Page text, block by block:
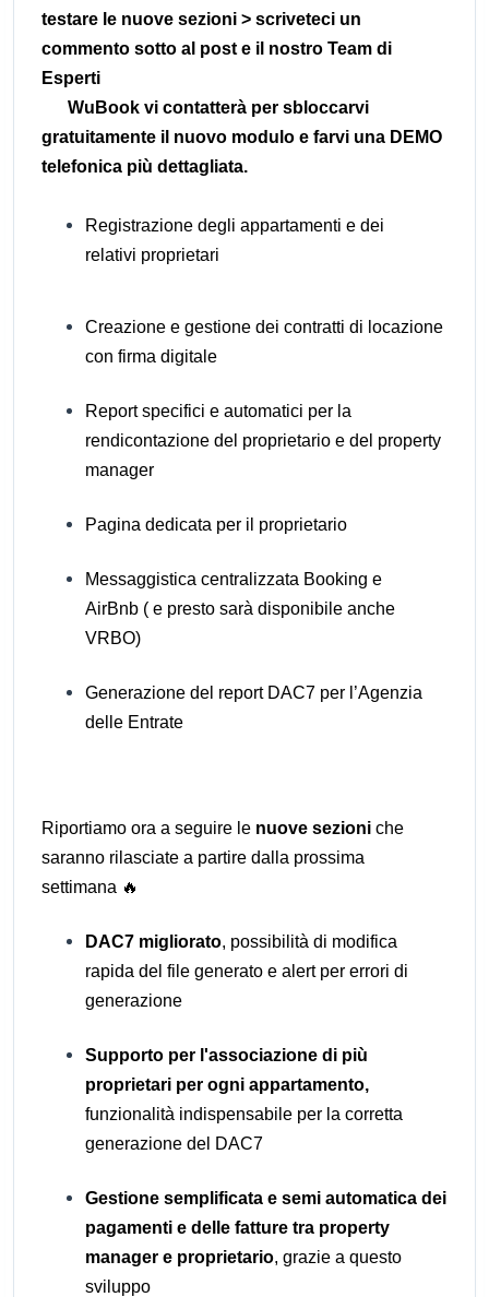
testare le nuove sezioni > scriveteci un
commento sotto al post e il nostro Team di
Esperti
WuBook vi contatterà per sbloccarvi
gratuitamente il nuovo modulo e farvi una DEMO
telefonica più dettagliata.
Registrazione degli appartamenti e dei
relativi proprietari
Creazione e gestione dei contratti di locazione
con firma digitale
Report specifici e automatici per la
rendicontazione del proprietario e del property
manager
Pagina dedicata per il proprietario
Messaggistica centralizzata Booking e
AirBnb ( e presto sarà disponibile anche
VRBO)
Generazione del report DAC7 per l’Agenzia
delle Entrate
Riportiamo ora a seguire le nuove sezioni che
saranno rilasciate a partire dalla prossima
settimana 🔥
DAC7 migliorato, possibilità di modifica
rapida del file generato e alert per errori di
generazione
Supporto per l'associazione di più
proprietari per ogni appartamento,
funzionalità indispensabile per la corretta
generazione del DAC7
Gestione semplificata e semi automatica dei
pagamenti e delle fatture tra property
manager e proprietario, grazie a questo
sviluppo